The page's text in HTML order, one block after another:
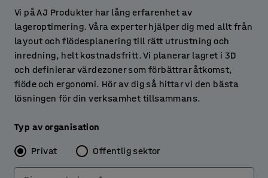
Vi på AJ Produkter har lång erfarenhet av
lageroptimering. Våra experter hjälper dig med allt från
layout och flödesplanering till rätt utrustning och
inredning, helt kostnadsfritt. Vi planerar lagret i 3D
och definierar värdezoner som förbättrar åtkomst,
flöde och ergonomi. Hör av dig så hittar vi den bästa
lösningen för din verksamhet tillsammans.
Typ av organisation
Privat Offentlig sektor